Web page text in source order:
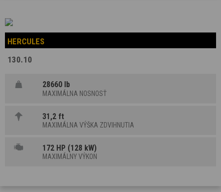
HERCULES
130.10
28660 lb
MAXIMÁLNA NOSNOSŤ
31,2 ft
MAXIMÁLNA VÝŠKA ZDVIHNUTIA
172 HP (128 kW)
MAXIMÁLNY VÝKON